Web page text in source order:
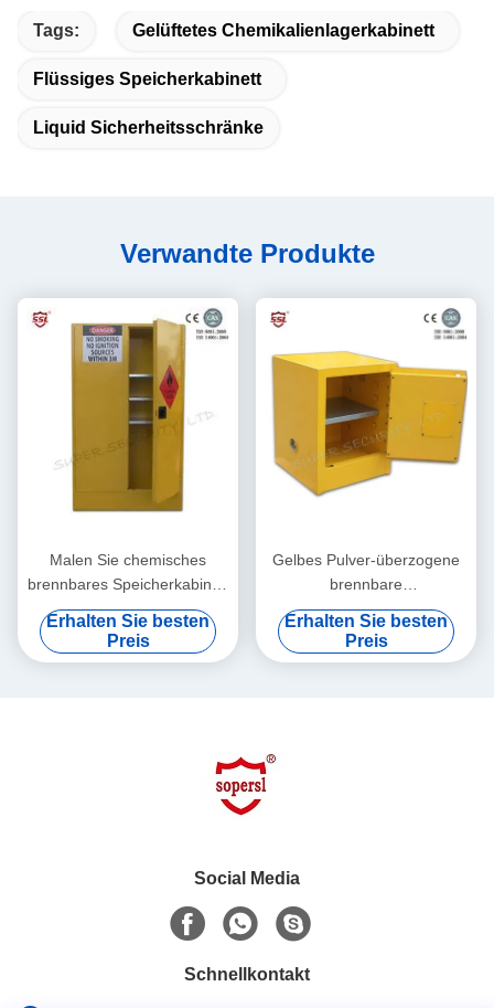
Tags: Gelüftetes Chemikalienlagerkabinett
Flüssiges Speicherkabinett
Liquid Sicherheitsschränke
Verwandte Produkte
Malen Sie chemisches
brennbares Speicherkabinett
mit Doppelentlüftungen für
gefährliche Waren, 250L
Erhalten Sie besten
Preis
Gelbes Pulver-überzogene
brennbare
Chemikalienlager-Kabinette
für Labor, Bank-Spitze
Erhalten Sie besten
Preis
Social Media
Schnellkontakt